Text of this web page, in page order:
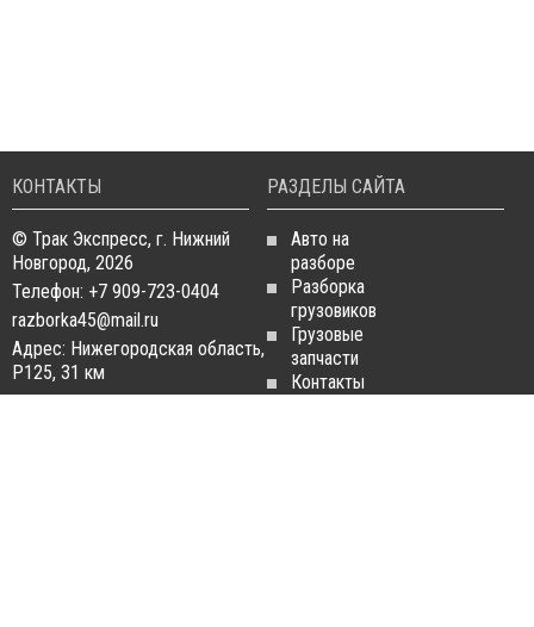
КОНТАКТЫ
© Трак Экспресс, г. Нижний
Новгород, 2026
Телефон: +7 909-723-0404
razborka45@mail.ru
Адрес: Нижегородская область,
Р125, 31 км
РАЗДЕЛЫ САЙТА
Авто на
разборе
Разборка
грузовиков
Грузовые
запчасти
Контакты